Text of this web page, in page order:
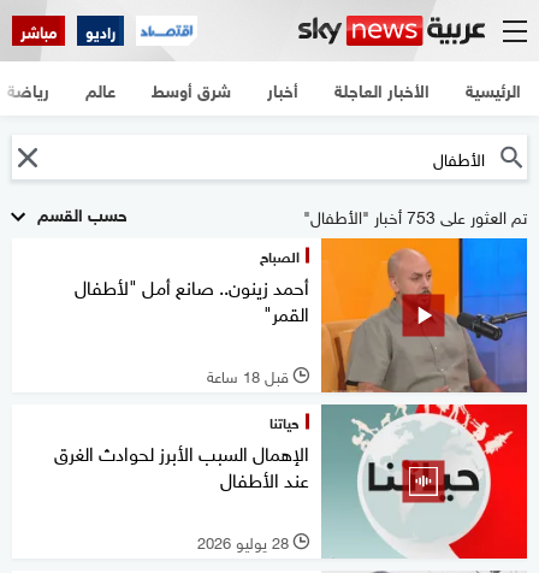
راديو مباشر
الرئيسية الأخبار العاجلة أخبار شرق أوسط عالم رياضة
حسب القسم تم العثور على 753 أخبار "الأطفال"
الصباح
أحمد زينون.. صانع أمل "لأطفال
القمر"
l قبل 18 ساعة
حياتنا
الإهمال السبب الأبرز لحوادث الغرق
عند الأطفال
l 28 يوليو 2026